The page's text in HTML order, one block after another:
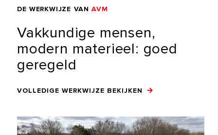
DE WERKWIJZE VAN AVM
Vakkundige mensen,
modern materieel: goed
geregeld
VOLLEDIGE WERKWIJZE BEKIJKEN